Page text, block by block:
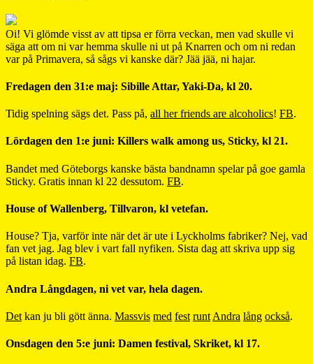
Oi! Vi glömde visst av att tipsa er förra veckan, men vad skulle vi
säga att om ni var hemma skulle ni ut på Knarren och om ni redan
var på Primavera, så sågs vi kanske där? Jää jää, ni hajar.
Fredagen den 31:e maj: Sibille Attar, Yaki-Da, kl 20.
Tidig spelning sägs det. Pass på, all her friends are alcoholics! FB.
Lördagen den 1:e juni: Killers walk among us, Sticky, kl 21.
Bandet med Göteborgs kanske bästa bandnamn spelar på goe gamla
Sticky. Gratis innan kl 22 dessutom. FB.
House of Wallenberg, Tillvaron, kl vetefan.
House? Tja, varför inte när det är ute i Lyckholms fabriker? Nej, vad
fan vet jag. Jag blev i vart fall nyfiken. Sista dag att skriva upp sig
på listan idag. FB.
Andra Långdagen, ni vet var, hela dagen.
Det kan ju bli gött änna. Massvis med fest runt Andra lång också.
Onsdagen den 5:e juni: Damen festival, Skriket, kl 17.